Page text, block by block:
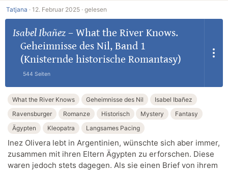
Tatjana · 12. Februar 2025 · gelesen
Isabel Ibañez– What the River Knows.
Geheimnisse des Nil, Band 1
(Knisternde historische Romantasy)
544 Seiten
What the River Knows Geheimnisse des Nil
Isabel Ibañez
Ravensburger
Romanze Historisch Mystery
Fantasy
Ägypten
Kleopatra Langsames Pacing
Inez Olivera lebt in Argentinien, wünschte sich aber immer,
zusammen mit ihren Eltern Ägypten zu erforschen. Diese
waren jedoch stets dagegen. Als sie einen Brief von ihrem